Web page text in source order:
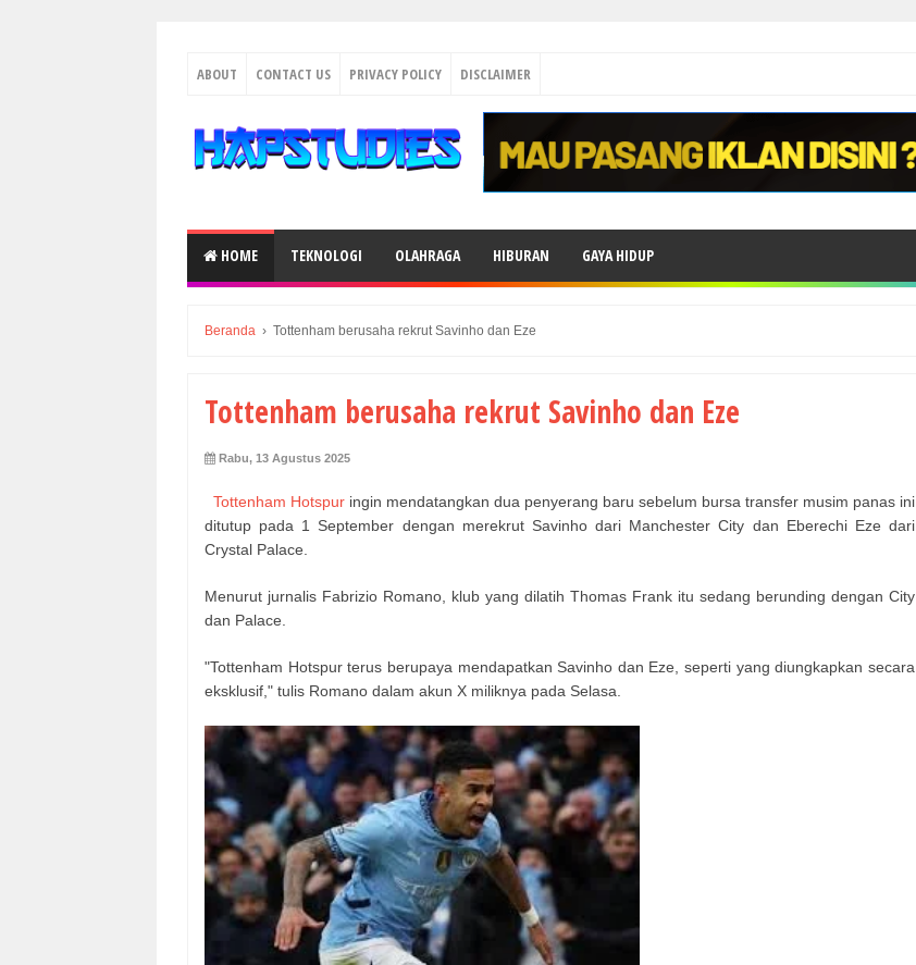
ABOUT CONTACT US PRIVACY POLICY DISCLAIMER
HOME TEKNOLOGI OLAHRAGA HIBURAN GAYA HIDUP
Beranda › Tottenham berusaha rekrut Savinho dan Eze
Tottenham berusaha rekrut Savinho dan Eze
Rabu, 13 Agustus 2025
Tottenham Hotspur ingin mendatangkan dua penyerang baru sebelum bursa transfer musim panas ini
ditutup pada 1 September dengan merekrut Savinho dari Manchester City dan Eberechi Eze dari
Crystal Palace.
Menurut jurnalis Fabrizio Romano, klub yang dilatih Thomas Frank itu sedang berunding dengan City
dan Palace.
"Tottenham Hotspur terus berupaya mendapatkan Savinho dan Eze, seperti yang diungkapkan secara
eksklusif," tulis Romano dalam akun X miliknya pada Selasa.